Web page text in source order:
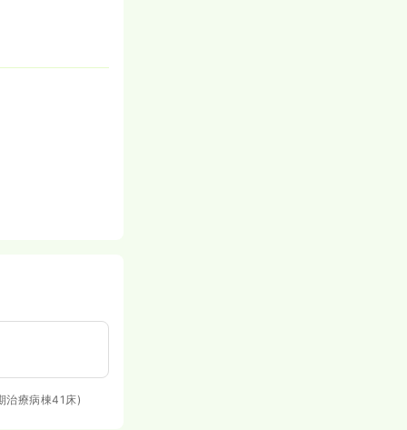
治療病棟41床)